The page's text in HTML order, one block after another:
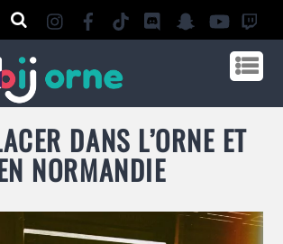
DANS L’ORNE ET
NORMANDIE